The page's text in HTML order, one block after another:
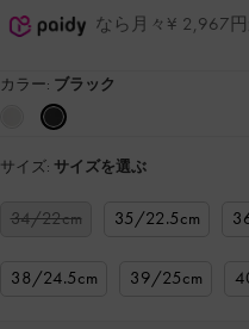
なら月々¥ 2,967
カラー: ブラック
サイズ: サイズを選ぶ
34/22cm 35/22.5cm
38/24.5cm 39/25cm